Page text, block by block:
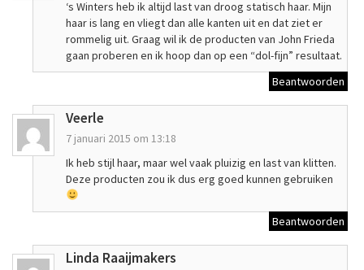
‘s Winters heb ik altijd last van droog statisch haar. Mijn
haar is lang en vliegt dan alle kanten uit en dat ziet er
rommelig uit. Graag wil ik de producten van John Frieda
gaan proberen en ik hoop dan op een “dol-fijn” resultaat.
Beantwoorden
Veerle
7 januari 2015 om 13:18
Ik heb stijl haar, maar wel vaak pluizig en last van klitten.
Deze producten zou ik dus erg goed kunnen gebruiken
Beantwoorden
Linda Raaijmakers